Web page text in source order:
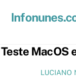
Teste MacOS
LUCIANO